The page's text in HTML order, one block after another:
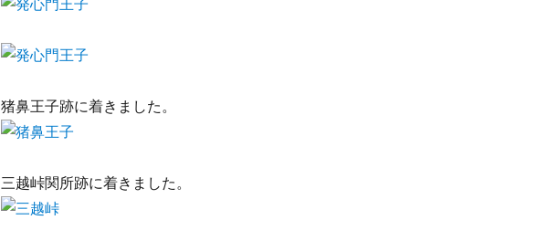
猪鼻王子跡に着きました。
三越峠関所跡に着きました。